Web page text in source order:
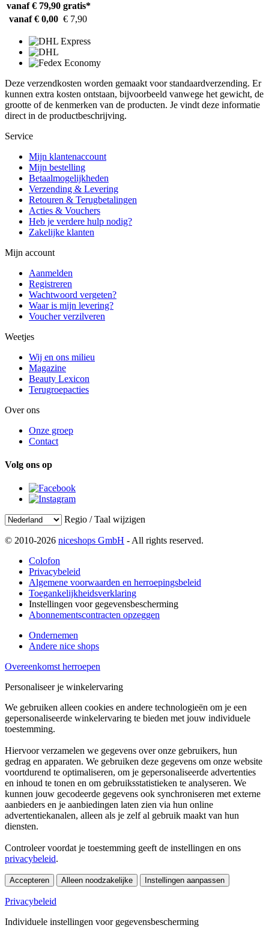
vanaf € 79,90 gratis*
vanaf € 0,00 € 7,90
Deze verzendkosten worden gemaakt voor standaardverzending. Er
kunnen extra kosten ontstaan, bijvoorbeeld vanwege het gewicht, de
grootte of de kenmerken van de producten. Je vindt deze informatie
direct in de productbeschrijving.
Service
Mijn klantenaccount
Mijn bestelling
Betaalmogelijkheden
Verzending & Levering
Retouren & Terugbetalingen
Acties & Vouchers
Heb je verdere hulp nodig?
Zakelijke klanten
Mijn account
Aanmelden
Registreren
Wachtwoord vergeten?
Waar is mijn levering?
Voucher verzilveren
Weetjes
Wij en ons milieu
Magazine
Beauty Lexicon
Terugroepacties
Over ons
Onze groep
Contact
Volg ons op
Regio / Taal wijzigen
© 2010-2026 niceshops GmbH - All rights reserved.
Colofon
Privacybeleid
Algemene voorwaarden en herroepingsbeleid
Toegankelijkheidsverklaring
Instellingen voor gegevensbescherming
Abonnementscontracten opzeggen
Ondernemen
Andere nice shops
Overeenkomst herroepen
Personaliseer je winkelervaring
We gebruiken alleen cookies en andere technologieën om je een
gepersonaliseerde winkelervaring te bieden met jouw individuele
toestemming.
Hiervoor verzamelen we gegevens over onze gebruikers, hun
gedrag en apparaten. We gebruiken deze gegevens om onze website
voortdurend te optimaliseren, om je gepersonaliseerde advertenties
en inhoud te tonen en om gebruiksstatistieken te analyseren. We
kunnen jouw gecodeerde gegevens ook synchroniseren met externe
aanbieders en je aanbiedingen laten zien via hun online
advertentiekanalen, alleen als je zelf al gebruik maakt van hun
diensten.
Controleer voordat je toestemming geeft de instellingen en ons
privacybeleid.
Accepteren Alleen noodzakelijke Instellingen aanpassen
Privacybeleid
Individuele instellingen voor gegevensbescherming